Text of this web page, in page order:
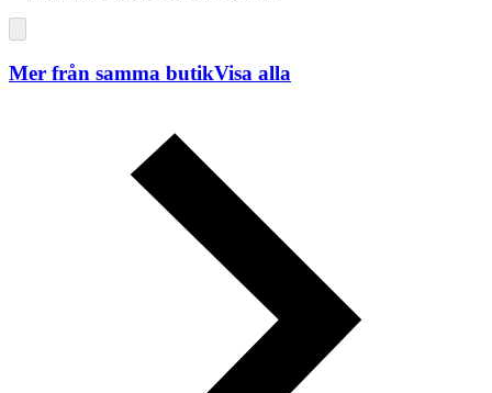
Mer från samma butikVisa alla